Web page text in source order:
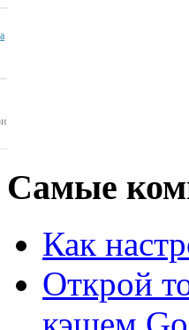
Самые
Как
Открой